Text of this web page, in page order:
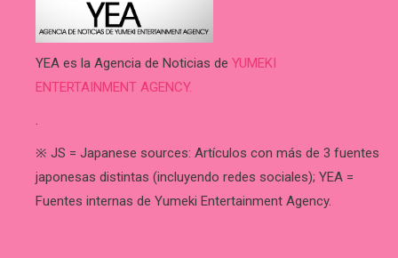
YEA es la Agencia de Noticias de YUMEKI
ENTERTAINMENT AGENCY.
.
※ JS = Japanese sources: Artículos con más de 3 fuentes
japonesas distintas (incluyendo redes sociales); YEA =
Fuentes internas de Yumeki Entertainment Agency.